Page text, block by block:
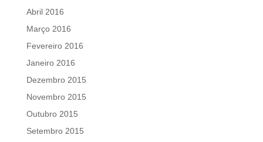
Abril 2016
Março 2016
Fevereiro 2016
Janeiro 2016
Dezembro 2015
Novembro 2015
Outubro 2015
Setembro 2015